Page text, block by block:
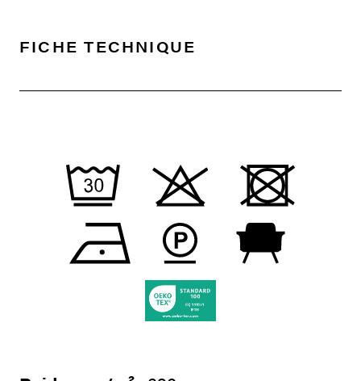
FICHE TECHNIQUE